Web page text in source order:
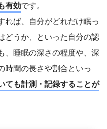
有効です。
れば、自分がどれだけ眠っ
どうか、といった自分の認
、睡眠の深さの程度や、深
時間の長さや割合といっ
ても計測・記録することが